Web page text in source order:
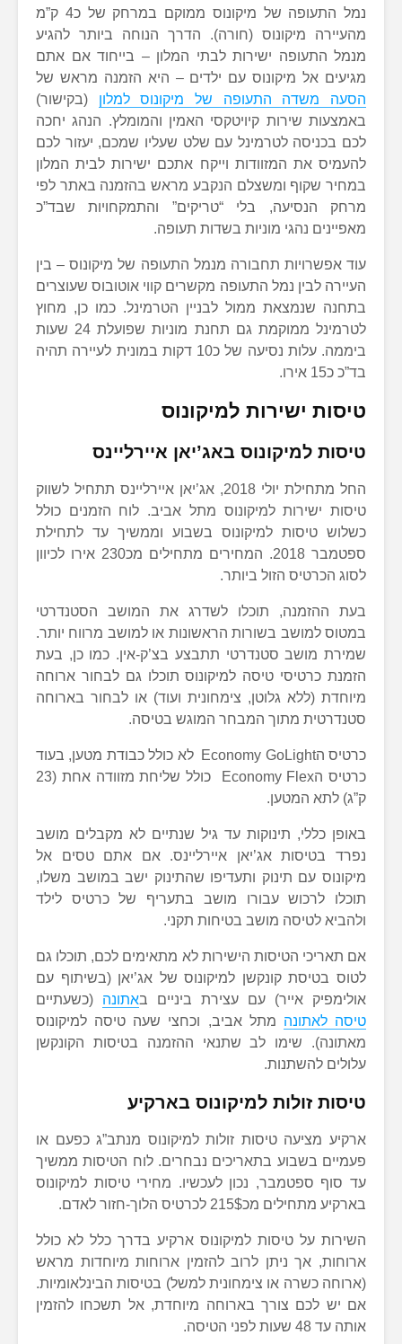
נמל התעופה של מיקונוס ממוקם במרחק של כ4 ק”מ
מהעיירה מיקונוס (חורה). הדרך הנוחה ביותר להגיע
מנמל התעופה ישירות לבתי המלון – בייחוד אם אתם
מגיעים אל מיקונוס עם ילדים – היא הזמנה מראש של
הסעה משדה התעופה של מיקונוס למלון (בקישור)
באמצעות שירות קיויטקסי האמין והמומלץ. הנהג יחכה
לכם בכניסה לטרמינל עם שלט שעליו שמכם, יעזור לכם
להעמיס את המזוודות וייקח אתכם ישירות לבית המלון
במחיר שקוף ומשצלם הנקבע מראש בהזמנה באתר לפי
מרחק הנסיעה, בלי “טריקים” והתמקחויות שבד”כ
מאפיינים נהגי מוניות בשדות תעופה.
עוד אפשרויות תחבורה מנמל התעופה של מיקונוס – בין
העיירה לבין נמל התעופה מקשרים קווי אוטובוס שעוצרים
בתחנה שנמצאת ממול לבניין הטרמינל. כמו כן, מחוץ
לטרמינל ממוקמת גם תחנת מוניות שפועלת 24 שעות
ביממה. עלות נסיעה של כ10 דקות במונית לעיירה תהיה
בד”כ כ15 אירו.
טיסות ישירות למיקונוס
טיסות למיקונוס באג’יאן איירליינס
החל מתחילת יולי 2018, אג’יאן איירליינס תתחיל לשווק
טיסות ישירות למיקונוס מתל אביב. לוח הזמנים כולל
כשלוש טיסות למיקונוס בשבוע וממשיך עד לתחילת
ספטמבר 2018. המחירים מתחילים מכ230 אירו לכיוון
לסוג הכרטיס הזול ביותר.
בעת ההזמנה, תוכלו לשדרג את המושב הסטנדרטי
במטוס למושב בשורות הראשונות או למושב מרווח יותר.
שמירת מושב סטנדרטי תתבצע בצ’ק-אין. כמו כן, בעת
הזמנת כרטיסי טיסה למיקונוס תוכלו גם לבחור ארוחה
מיוחדת (ללא גלוטן, צימחונית ועוד) או לבחור בארוחה
סטנדרטית מתוך המבחר המוגש בטיסה.
כרטיס הEconomy GoLight לא כולל כבודת מטען, בעוד
כרטיס הEconomy Flex כולל שליחת מזוודה אחת (23
ק”ג) לתא המטען.
באופן כללי, תינוקות עד גיל שנתיים לא מקבלים מושב
נפרד בטיסות אג’יאן איירליינס. אם אתם טסים אל
מיקונוס עם תינוק ותעדיפו שהתינוק ישב במושב משלו,
תוכלו לרכוש עבורו מושב בתעריף של כרטיס לילד
ולהביא לטיסה מושב בטיחות תקני.
אם תאריכי הטיסות הישירות לא מתאימים לכם, תוכלו גם
לטוס בטיסת קונקשן למיקונוס של אג’יאן (בשיתוף עם
אולימפיק אייר) עם עצירת ביניים באתונה (כשעתיים
טיסה לאתונה מתל אביב, וכחצי שעה טיסה למיקונוס
מאתונה). שימו לב שתנאי ההזמנה בטיסות הקונקשן
עלולים להשתנות.
טיסות זולות למיקונוס בארקיע
ארקיע מציעה טיסות זולות למיקונוס מנתב”ג כפעם או
פעמיים בשבוע בתאריכים נבחרים. לוח הטיסות ממשיך
עד סוף ספטמבר, נכון לעכשיו. מחירי טיסות למיקונוס
בארקיע מתחילים מכ215$ לכרטיס הלוך-חזור לאדם.
השירות על טיסות למיקונוס ארקיע בדרך כלל לא כולל
ארוחות, אך ניתן לרוב להזמין ארוחות מיוחדות מראש
(ארוחה כשרה או צימחונית למשל) בטיסות הבינלאומיות.
אם יש לכם צורך בארוחה מיוחדת, אל תשכחו להזמין
אותה עד 48 שעות לפני הטיסה.